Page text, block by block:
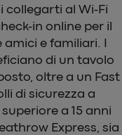
collegarti al Wi-Fi
in online per il
e familiari. I
di un tavolo
oltre a un Fast
di sicurezza a
a 15 anni
Express, sia